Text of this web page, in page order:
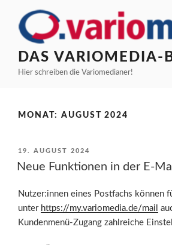
Inhalt
springen
DAS VARIOMEDIA-
Hier schreiben die Variomedianer!
MONAT: AUGUST 2024
VERÖFFENTLICHT
AM
19. AUGUST 2024
Neue Funktionen in der E-
Nutzer:innen eines Postfachs können
unter https://my.variomedia.de/mail
Kundenmenü-Zugang zahlreiche